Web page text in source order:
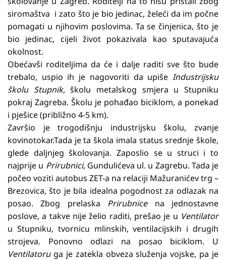
siromaštva i zato što je bio jedinac, želeći da im počne
pomagati u njihovim poslovima. Ta se činjenica, što je
bio jedinac, cijeli život pokazivala kao sputavajuća
okolnost.
Obećavši roditeljima da će i dalje raditi sve što bude
trebalo, uspio ih je nagovoriti da upiše Industrijsku
školu Stupnik,školu metalskog smjera u Stupniku
pokraj Zagreba. Školu je pohađao biciklom, a ponekad
i pješice (približno 4-5 km).
Završio je trogodišnju industrijsku školu, zvanje
kovinotokar.Tada je ta škola imala status srednje škole,
glede daljnjeg školovanja. Zaposlio se u struci i to
najprije u Prirubnici, Gundulićeva ul. u Zagrebu. Tada je
počeo voziti autobus ZET-a na relaciji Mažuranićev trg –
Brezovica, što je bila idealna pogodnost za odlazak na
posao. Zbog prelaska Prirubnice na jednostavne
poslove, a takve nije želio raditi, prešao je u Ventilator
u Stupniku, tvornicu mlinskih, ventilacijskih i drugih
strojeva. Ponovno odlazi na posao biciklom. U
Ventilatoruga je zatekla obveza služenja vojske, pa je